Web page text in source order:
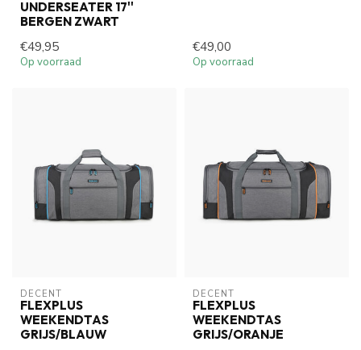
UNDERSEATER 17''
BERGEN ZWART
€49,95
Op voorraad
€49,00
Op voorraad
DECENT
FLEXPLUS
WEEKENDTAS
GRIJS/BLAUW
DECENT
FLEXPLUS
WEEKENDTAS
GRIJS/ORANJE